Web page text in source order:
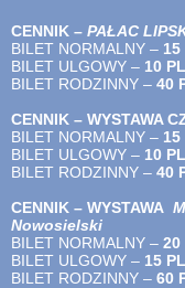
CENNIK – PAŁAC
BILET NORMALNY – 15
BILET ULGOWY – 10
BILET RODZINNY – 40
CENNIK – WYSTAWA
BILET NORMALNY – 15
BILET ULGOWY – 10
BILET RODZINNY – 40
CENNIK – WYSTAWA
Nowosielski
BILET NORMALNY – 20
BILET ULGOWY – 15
BILET RODZINNY – 60